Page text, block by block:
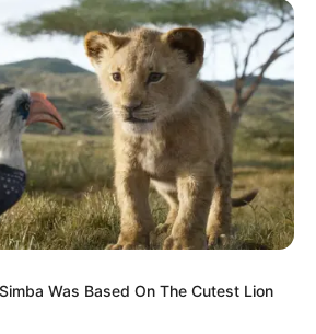
Was Based On The Cutest Lion